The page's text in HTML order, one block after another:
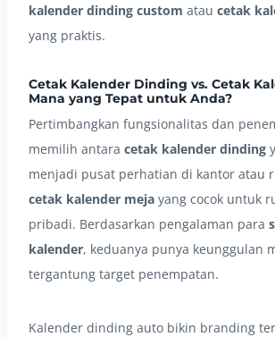
kalender dinding custom atau cetak
yang praktis.
Cetak Kalender Dinding vs. Cetak
Mana yang Tepat untuk Anda?
Pertimbangkan fungsionalitas dan
memilih antara cetak kalender dinding
menjadi pusat perhatian di kantor atau
cetak kalender meja yang cocok untuk
pribadi. Berdasarkan pengalaman para
kalender, keduanya punya keunggulan
tergantung target penempatan.
Kalender dinding auto bikin branding